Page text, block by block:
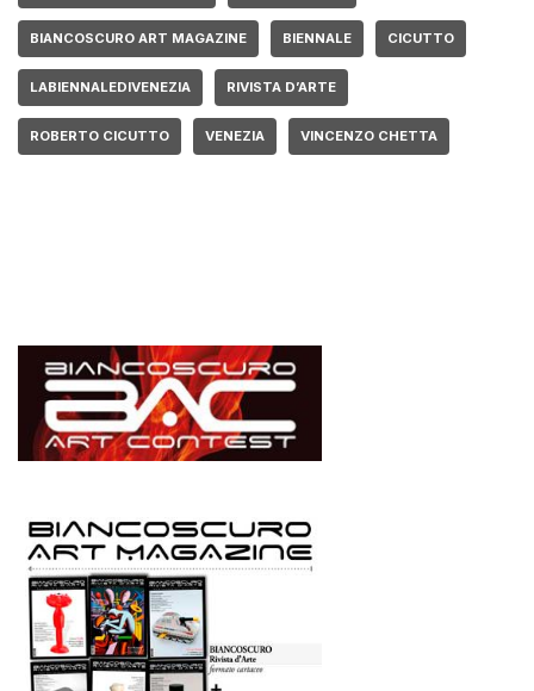
BIANCOSCURO ART MAGAZINE BIENNALE CICUTTO
LABIENNALEDIVENEZIA RIVISTA D’ARTE
ROBERTO CICUTTO VENEZIA VINCENZO CHETTA